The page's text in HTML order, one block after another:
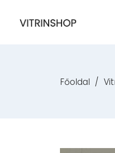
Főoldal /